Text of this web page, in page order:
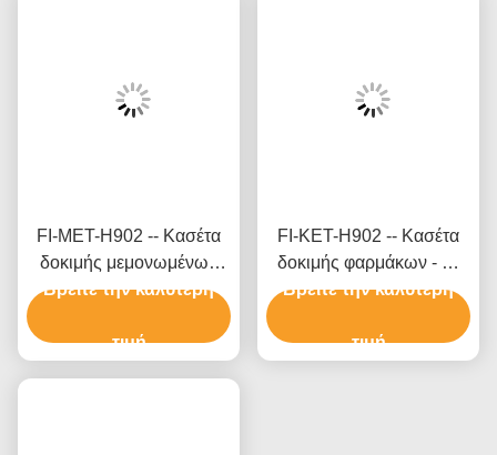
FI-MET-H902 -- Κασέτα
δοκιμής μεμονωμένων
φαρμάκων - M
Βρείτε την καλύτερη
τιμή
FI-KET-H902 -- Κασέτα
δοκιμής φαρμάκων - Κ-
εταμίνη (KET) (μάλλια)
Βρείτε την καλύτερη
τιμή